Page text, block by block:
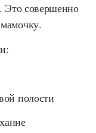
Это совершенно
полости